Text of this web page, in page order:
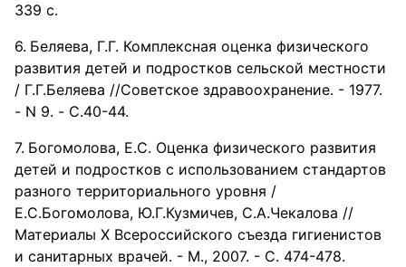
339 с.
Беляева, Г.Г. Комплексная оценка физического
развития детей и подростков сельской местности
/ Г.Г.Беляева //Советское здравоохранение. - 1977.
- N 9. - С.40-44.
Богомолова, Е.С. Оценка физического развития
детей и подростков с использованием стандартов
разного территориального уровня /
Е.С.Богомолова, Ю.Г.Кузмичев, С.А.Чекалова //
Материалы Х Всероссийского съезда гигиенистов
и санитарных врачей. - М., 2007. - С. 474-478.